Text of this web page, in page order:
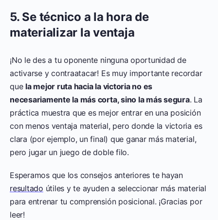
5. Se técnico a la hora de
materializar la ventaja
¡No le des a tu oponente ninguna oportunidad de
activarse y contraatacar! Es muy importante recordar
que la mejor ruta hacia la victoria no es
necesariamente la más corta, sino la más segura. La
práctica muestra que es mejor entrar en una posición
con menos ventaja material, pero donde la victoria es
clara (por ejemplo, un final) que ganar más material,
pero jugar un juego de doble filo.
Esperamos que los consejos anteriores te hayan
resultado útiles y te ayuden a seleccionar más material
para entrenar tu comprensión posicional. ¡Gracias por
leer!